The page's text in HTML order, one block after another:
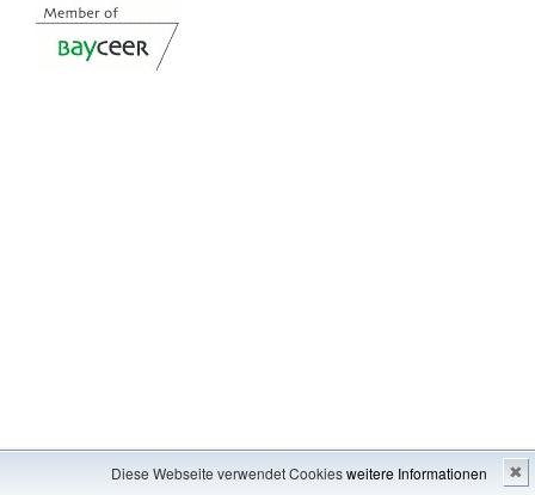
Diese Webseite verwendet Cookiesweitere Informationen ✖
Impressum---Inhaltsverzeichnis